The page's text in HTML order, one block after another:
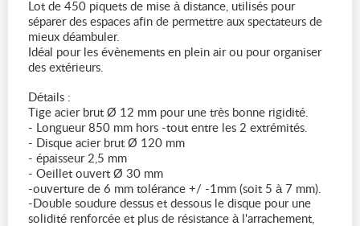
Lot de 450 piquets de mise à distance, utilisés pour
séparer des espaces afin de permettre aux spectateurs de
mieux déambuler.
Idéal pour les évènements en plein air ou pour organiser
des extérieurs.
Détails :
Tige acier brut Ø 12 mm pour une très bonne rigidité.
- Longueur 850 mm hors -tout entre les 2 extrémités.
- Disque acier brut Ø 120 mm
- épaisseur 2,5 mm
- Oeillet ouvert Ø 30 mm
-ouverture de 6 mm tolérance +/ -1mm (soit 5 à 7 mm).
-Double soudure dessus et dessous le disque pour une
solidité renforcée et plus de résistance à l'arrachement,